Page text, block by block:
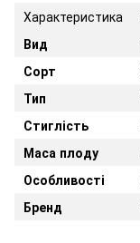
Характеристика
Вид
Сорт
Тип
Стиглість
Маса плоду
Особливості
Бренд